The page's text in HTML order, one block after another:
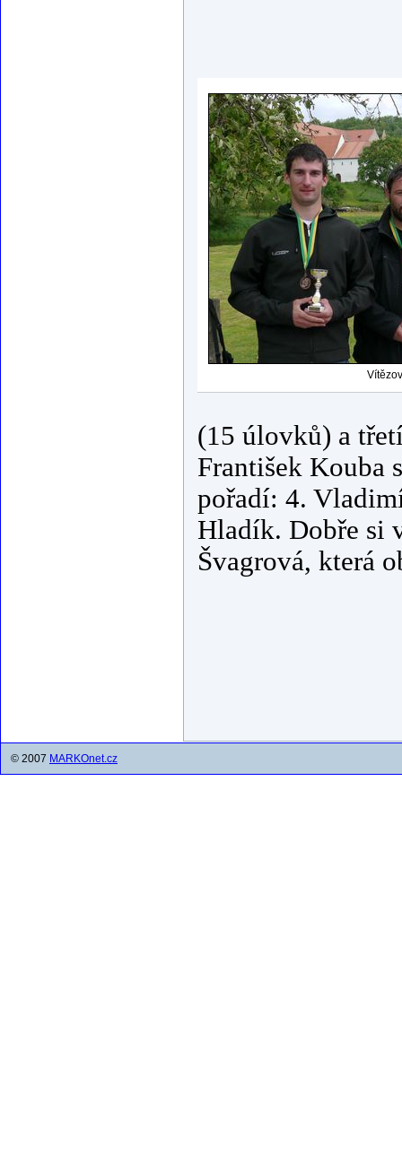
(15 úlovků) a
František Kouba
pořadí: 4.
Hladík. Dobře si
Švagrová, která
© 2007 MARKOnet.cz